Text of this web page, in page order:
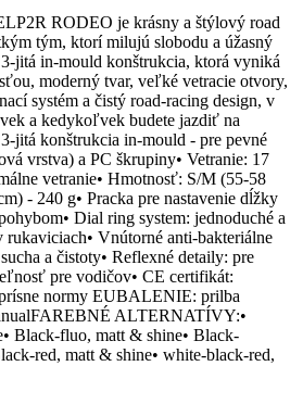
RODEO je krásny a štýlový road
tým, ktorí milujú slobodu a úžasný
jitá in-mould konštrukcia, ktorá vyniká
moderný tvar, veľké vetracie otvory,
systém a čistý road-racing design, v
a kedykoľvek budete jazdiť na
konštrukcia in-mould - pre pevné
vrstva) a PC škrupiny• Vetranie: 17
vetranie• Hmotnosť: S/M (55-58
- 240 g• Pracka pre nastavenie dĺžky
Dial ring system: jednoduché a
rukaviciach• Vnútorné anti-bakteriálne
a čistoty• Reflexné detaily: pre
pre vodičov• CE certifikát:
normy EUBALENIE: prilba
ALTERNATÍVY:•
Black-fluo, matt & shine• Black-
red, matt & shine• white-black-red,